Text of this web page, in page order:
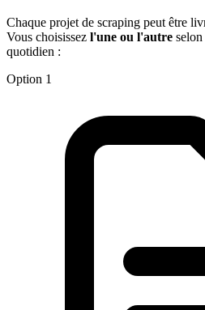
Chaque projet de scraping peut être
Vous choisissez l'une ou l'autre
quotidien :
Option 1